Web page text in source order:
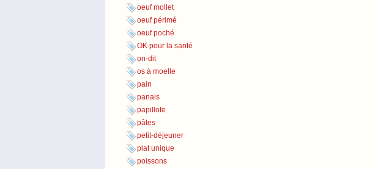
oeuf mollet
oeuf périmé
oeuf poché
OK pour la santé
on-dit
os à moelle
pain
panais
papillote
pâtes
petit-déjeuner
plat unique
poissons